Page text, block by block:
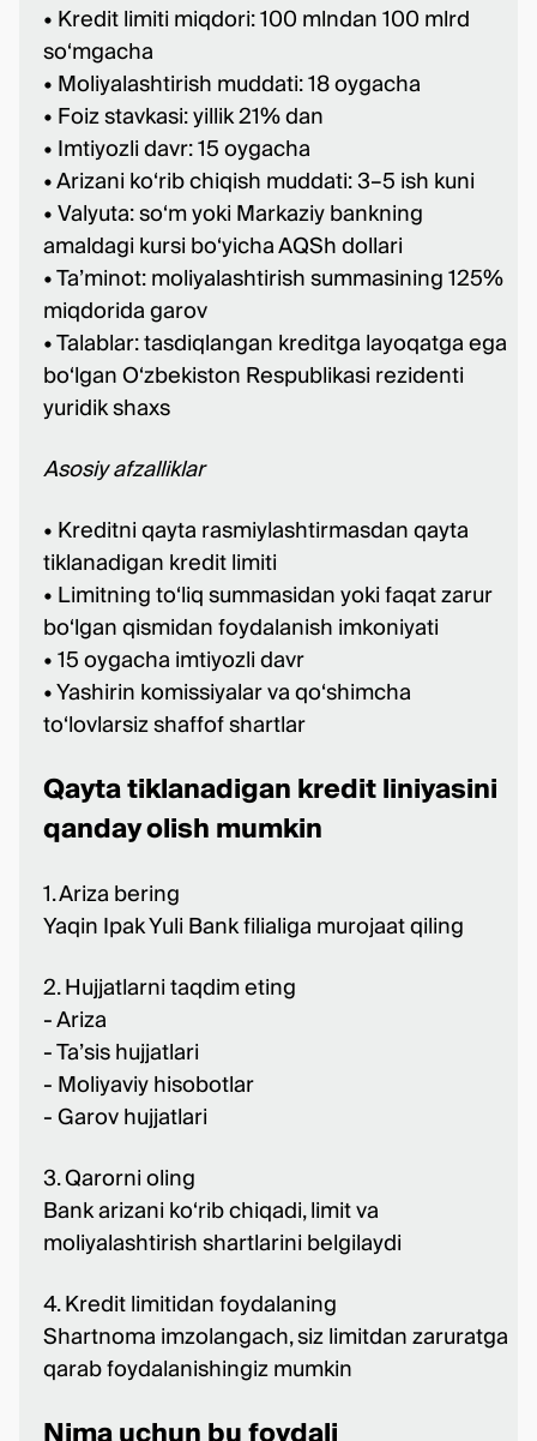
• Kredit limiti miqdori: 100 mlndan 100 mlrd
so‘mgacha
• Moliyalashtirish muddati: 18 oygacha
• Foiz stavkasi: yillik 21% dan
• Imtiyozli davr: 15 oygacha
• Arizani ko‘rib chiqish muddati: 3–5 ish kuni
• Valyuta: so‘m yoki Markaziy bankning
amaldagi kursi bo‘yicha AQSh dollari
• Ta’minot: moliyalashtirish summasining 125%
miqdorida garov
• Talablar: tasdiqlangan kreditga layoqatga ega
bo‘lgan O‘zbekiston Respublikasi rezidenti
yuridik shaxs
Asosiy afzalliklar
• Kreditni qayta rasmiylashtirmasdan qayta
tiklanadigan kredit limiti
• Limitning to‘liq summasidan yoki faqat zarur
bo‘lgan qismidan foydalanish imkoniyati
• 15 oygacha imtiyozli davr
• Yashirin komissiyalar va qo‘shimcha
to‘lovlarsiz shaffof shartlar
Qayta tiklanadigan kredit liniyasini
qanday olish mumkin
1. Ariza bering
Yaqin Ipak Yuli Bank filialiga murojaat qiling
2. Hujjatlarni taqdim eting
- Ariza
- Ta’sis hujjatlari
- Moliyaviy hisobotlar
- Garov hujjatlari
3. Qarorni oling
Bank arizani ko‘rib chiqadi, limit va
moliyalashtirish shartlarini belgilaydi
4. Kredit limitidan foydalaning
Shartnoma imzolangach, siz limitdan zaruratga
qarab foydalanishingiz mumkin